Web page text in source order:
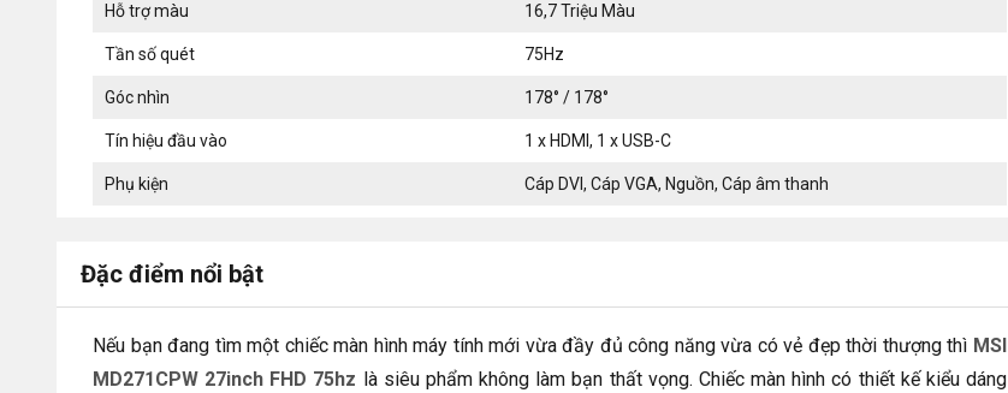
Hỗ trợ màu 16,7 Triệu Màu
Tần số quét 75Hz
Góc nhìn 178° / 178°
Tín hiệu đầu vào 1 x HDMI, 1 x USB-C
Phụ kiện Cáp DVI, Cáp VGA, Nguồn, Cáp âm thanh
Đặc điểm nổi bật
Nếu bạn đang tìm một chiếc màn hình máy tính mới vừa đầy đủ công năng vừa có vẻ đẹp thời thượng thì MSI
MD271CPW 27inch FHD 75hz là siêu phẩm không làm bạn thất vọng. Chiếc màn hình có thiết kế kiểu dáng